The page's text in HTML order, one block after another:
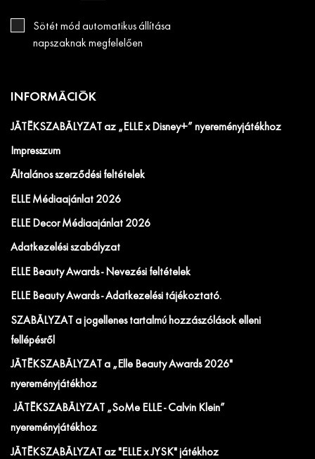
Sötét mód automatikus állítása
napszaknak megfelelően
INFORMÁCIÓK
JÁTÉKSZABÁLYZAT az „ELLE x Disney+” nyereményjátékhoz
Impresszum
Általános szerződési feltételek
ELLE Médiaajánlat 2026
ELLE Decor Médiaajánlat 2026
Adatkezelési szabályzat
ELLE Beauty Awards - Nevezési feltételek
ELLE Beauty Awards - Adatkezelési tájékoztató.
SZABÁLYZAT a jogellenes tartalmú hozzászólások elleni
fellépésről
JÁTÉKSZABÁLYZAT a „Elle Beauty Awards 2026"
nyereményjátékhoz
JÁTÉKSZABÁLYZAT „SoMe ELLE - Calvin Klein”
nyereményjátékhoz
JÁTÉKSZABÁLYZAT az "ELLE x JYSK" játékhoz